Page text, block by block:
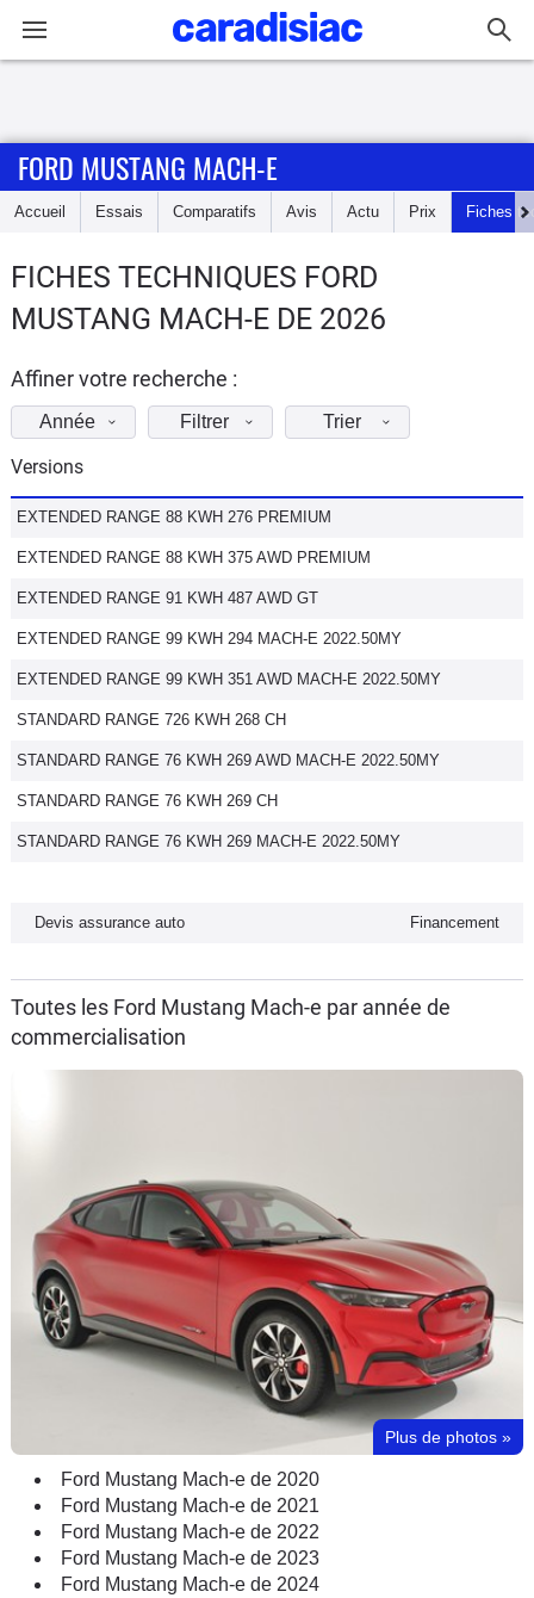
Accueil
Essais
d'achat
Electriques
Utilitaires
Flottes
Auto
Services
Forum
Marques
FORD MUSTANG MACH-E
Accueil Essais Comparatifs Avis Actu Prix Fiches
FICHES TECHNIQUES FORD
MUSTANG MACH-E DE 2026
Affiner votre recherche :
Année Filtrer Trier
Versions
EXTENDED RANGE 88 KWH 276 PREMIUM
EXTENDED RANGE 88 KWH 375 AWD PREMIUM
EXTENDED RANGE 91 KWH 487 AWD GT
EXTENDED RANGE 99 KWH 294 MACH-E 2022.50MY
EXTENDED RANGE 99 KWH 351 AWD MACH-E 2022.50MY
STANDARD RANGE 726 KWH 268 CH
STANDARD RANGE 76 KWH 269 AWD MACH-E 2022.50MY
STANDARD RANGE 76 KWH 269 CH
STANDARD RANGE 76 KWH 269 MACH-E 2022.50MY
Devis assurance auto Financement
Toutes les Ford Mustang Mach-e par année de
commercialisation
Plus de photos »
Ford Mustang Mach-e de 2020
Ford Mustang Mach-e de 2021
Ford Mustang Mach-e de 2022
Ford Mustang Mach-e de 2023
Ford Mustang Mach-e de 2024